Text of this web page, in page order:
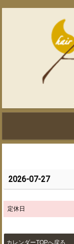
2026-07-27
定休日
カレンダーTOPへ戻る